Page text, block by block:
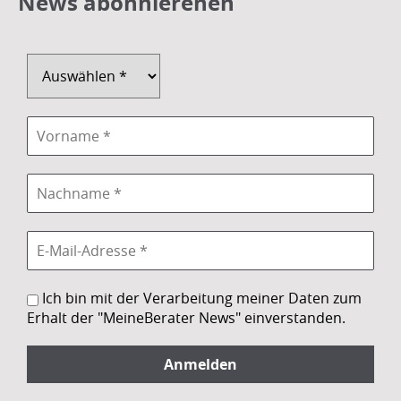
Ich bin mit der Verarbeitung meiner Daten zum
Erhalt der "MeineBerater News" einverstanden.